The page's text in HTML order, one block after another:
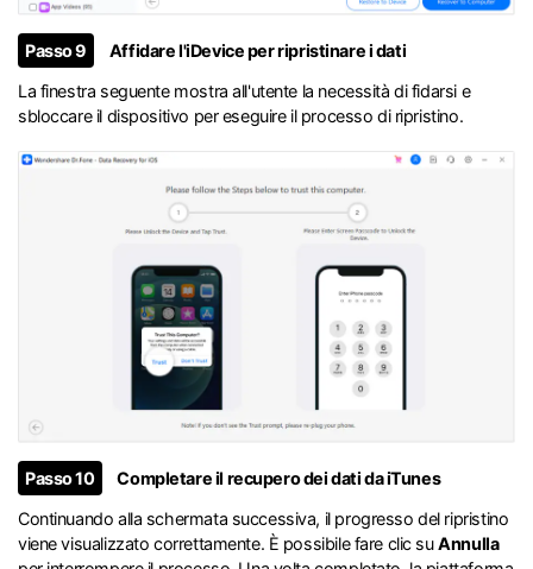
Passo 9
Affidare l'iDevice per ripristinare i dati
La finestra seguente mostra all'utente la necessità di fidarsi e
sbloccare il dispositivo per eseguire il processo di ripristino.
Passo 10
Completare il recupero dei dati da iTunes
Continuando alla schermata successiva, il progresso del ripristino
viene visualizzato correttamente. È possibile fare clic suAnnulla